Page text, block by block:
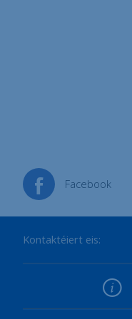
Facebook
Kontaktéiert eis: